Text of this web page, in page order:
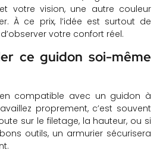
votre vision, une autre couleur
À ce prix, l’idée est surtout de
votre confort réel.
ce guidon soi-même
compatible avec un guidon à
proprement, c’est souvent
sur le filetage, la hauteur, ou si
outils, un armurier sécurisera